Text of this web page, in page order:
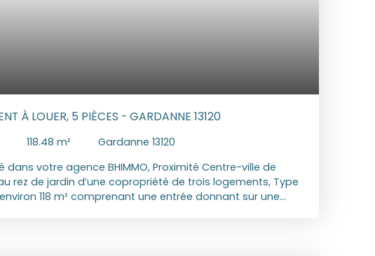
À LOUER, 5 PIÈCES - GARDANNE 13120
118.48 m²
Gardanne 13120
dans votre agence BHIMMO, Proximité Centre-ville de
au rez de jardin d’une copropriété de trois logements, Type
118 m² comprenant une entrée donnant sur une